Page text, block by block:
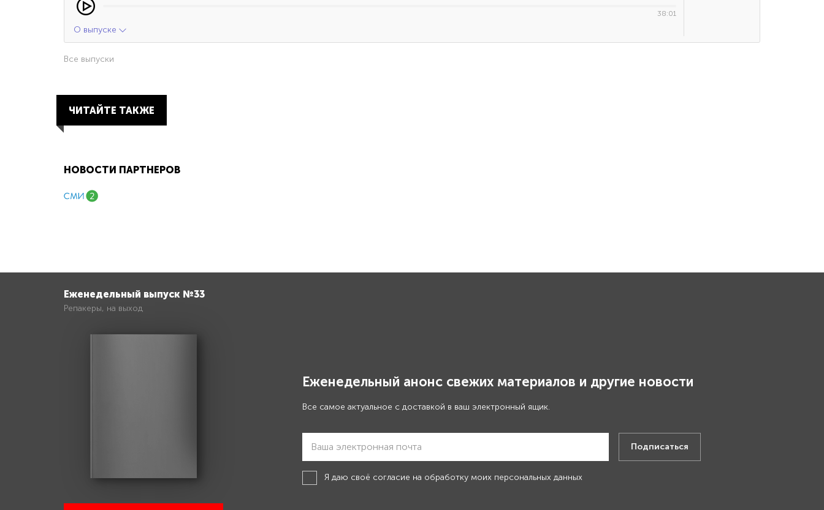
38:01
О выпуске
Все выпуски
ЧИТАЙТЕ ТАКЖЕ
НОВОСТИ ПАРТНЕРОВ
Еженедельный выпуск №33
Репакеры, на выход
Еженедельный анонс свежих материалов и другие новости
Все самое актуальное с доставкой в ваш электронный ящик.
Подписаться
Я даю своё согласие на обработку моих персональных данных